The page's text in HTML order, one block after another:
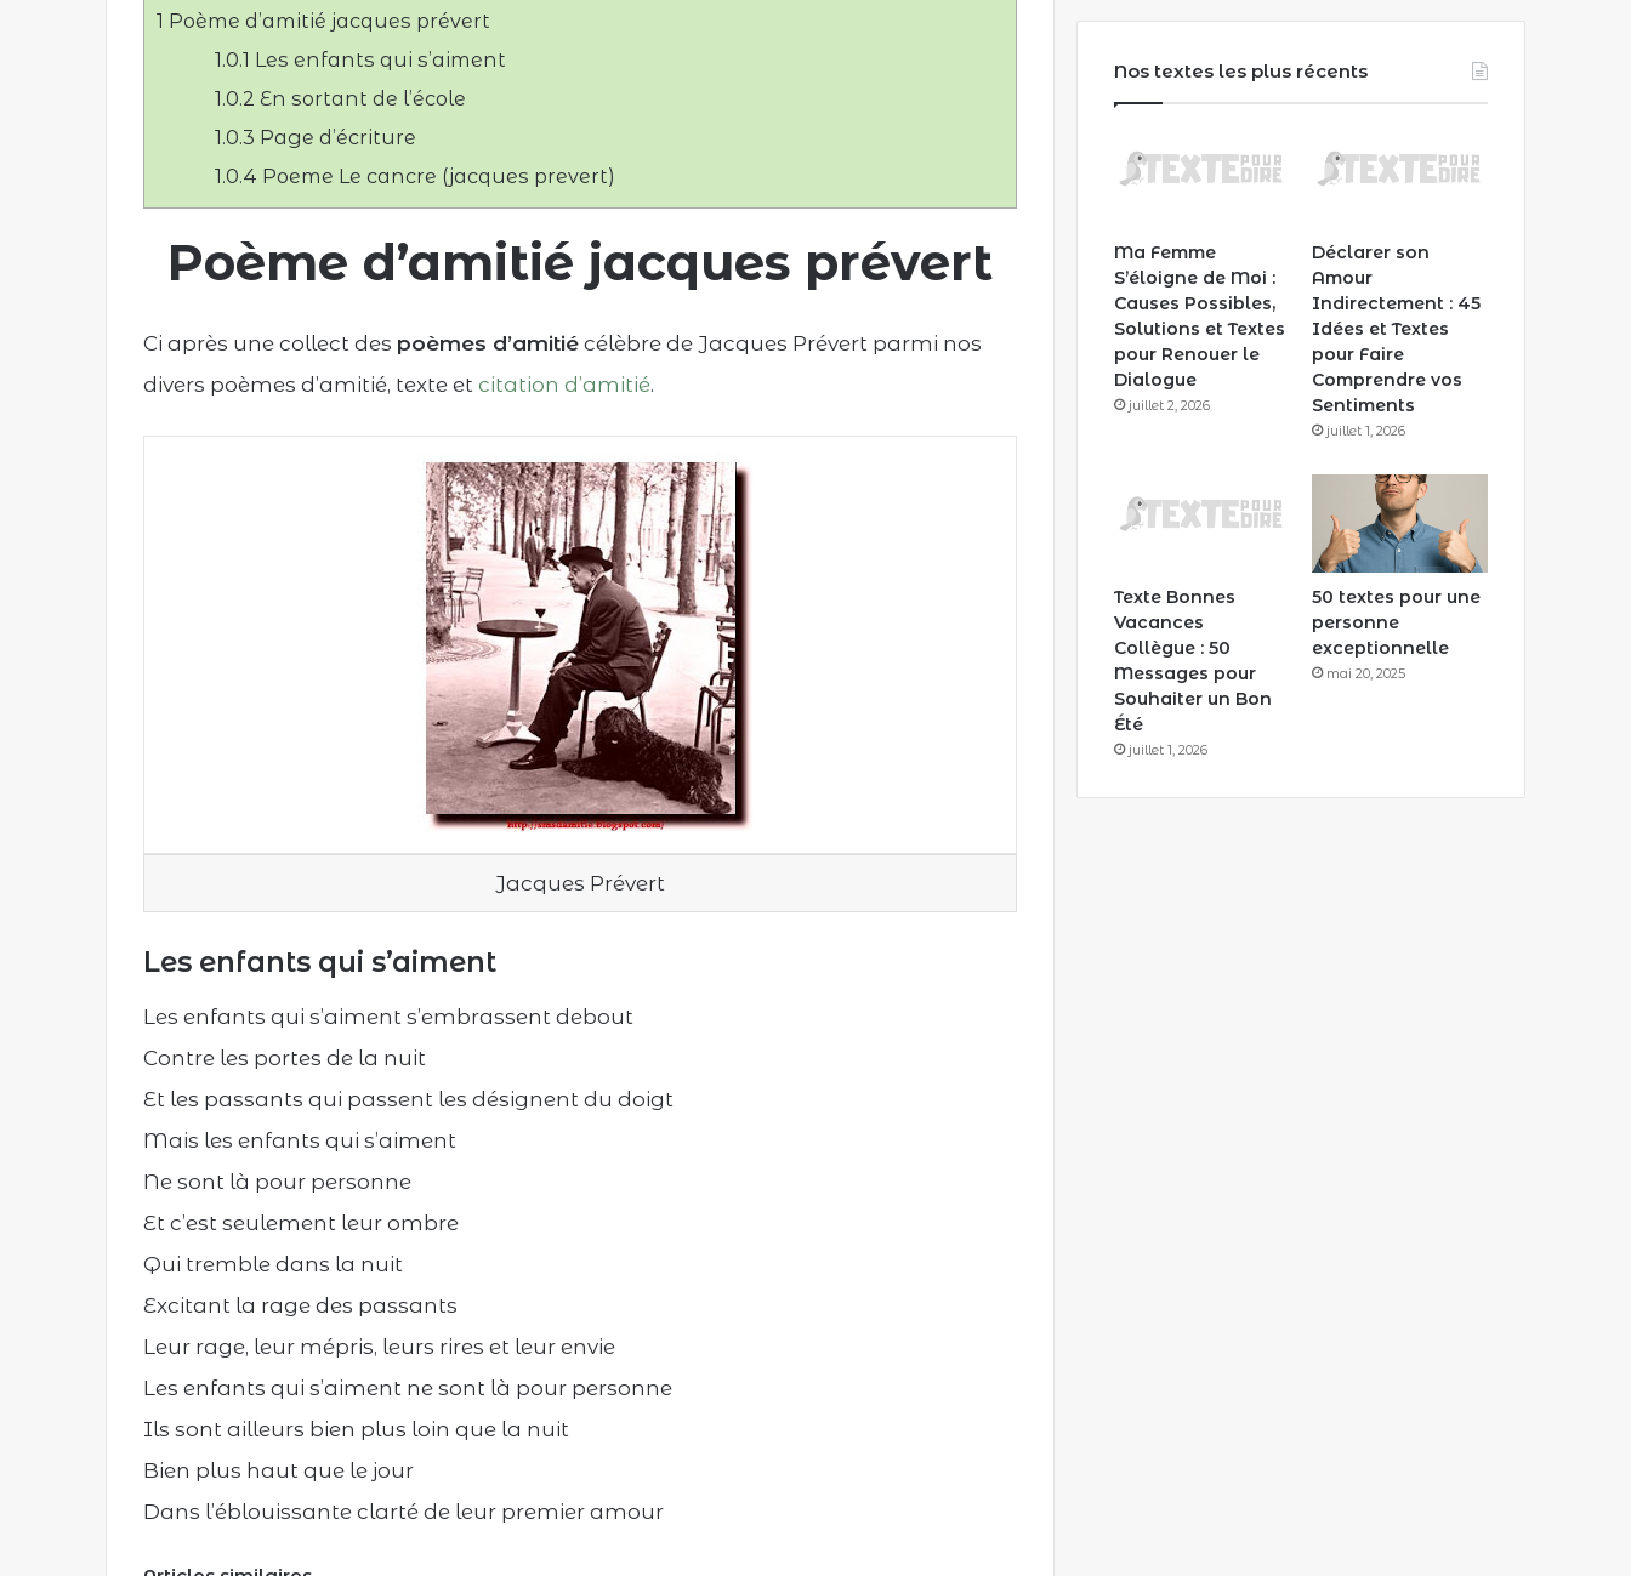
u
n
u
r
e
1 Poème d’amitié jacques prévert
1.0.1 Les enfants qui s’aiment
1.0.2 En sortant de l’école
1.0.3 Page d’écriture
1.0.4 Poeme Le cancre (jacques prevert)
Poème d’amitié jacques prévert
Ci après une collect des poèmes d’amitié célèbre de Jacques Prévert parmi nos
divers poèmes d’amitié, texte et citation d’amitié.
Jacques Prévert
Les enfants qui s’aiment
Les enfants qui s’aiment s’embrassent debout
Contre les portes de la nuit
Et les passants qui passent les désignent du doigt
Mais les enfants qui s’aiment
Ne sont là pour personne
Et c’est seulement leur ombre
Qui tremble dans la nuit
Excitant la rage des passants
Leur rage, leur mépris, leurs rires et leur envie
Les enfants qui s’aiment ne sont là pour personne
Ils sont ailleurs bien plus loin que la nuit
Bien plus haut que le jour
Dans l’éblouissante clarté de leur premier amour
Nos textes les plus récents
Ma Femme
S’éloigne de Moi :
Causes Possibles,
Solutions et Textes
pour Renouer le
Dialogue
juillet 2, 2026
Déclarer son
Amour
Indirectement : 45
Idées et Textes
pour Faire
Comprendre vos
Sentiments
juillet 1, 2026
Texte Bonnes
Vacances
Collègue : 50
Messages pour
Souhaiter un Bon
Été
juillet 1, 2026
50 textes pour une
personne
exceptionnelle
mai 20, 2025